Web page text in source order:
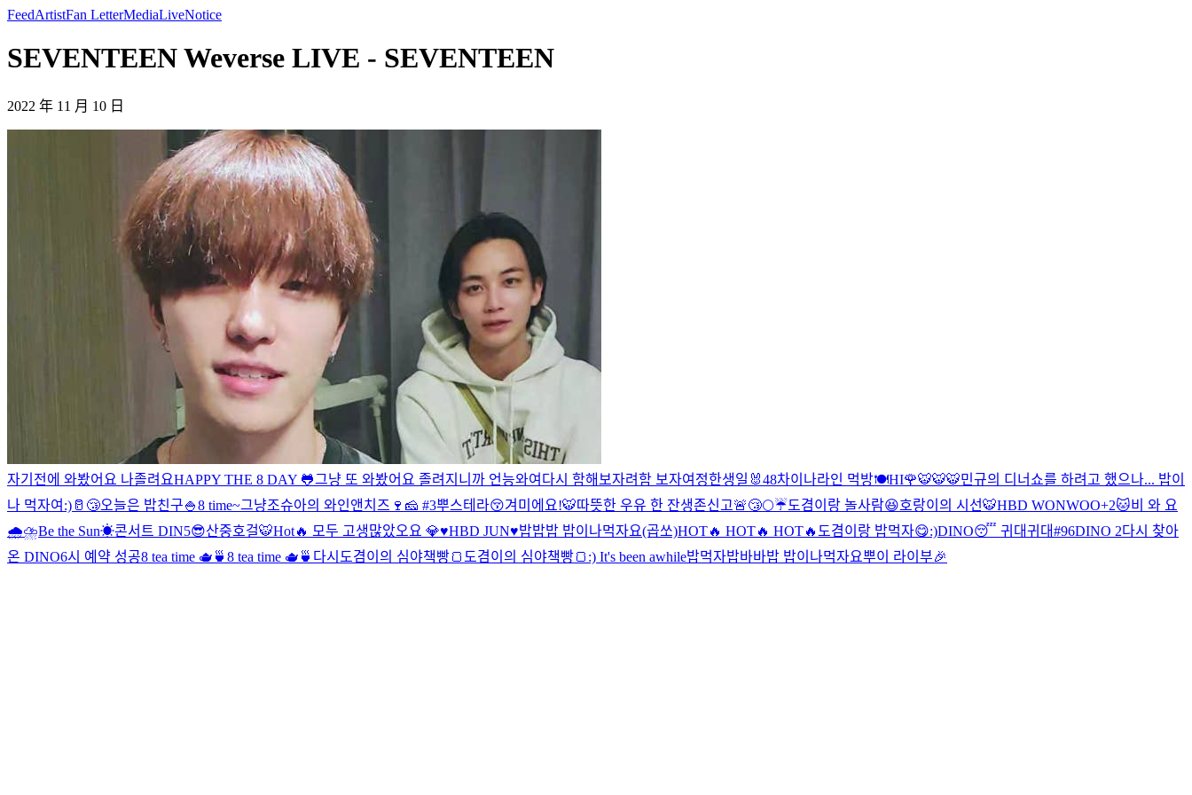
FeedArtistFan LetterMediaLiveNotice
SEVENTEEN Weverse LIVE - SEVENTEEN
2022 年 11 月 10 日
자기전에 와봤어요 나졸려요HAPPY THE 8 DAY 🐸그냥 또 와봤어요 졸려지니까 언능와여 다시 함해보자려함 보자여 정한생일🐰48차이나라인 먹방🍽HI🌹🐯🐯🐯민규의 디너쇼를 하려고 했으나... 밥이
나 먹자여 :) 🥛😴오늘은 밥친구🍚8 time~그냥조슈아의 와인앤치즈🍷🧀 #3뿌스테라😚겨미에요!🐯따뜻한 우유 한 잔생존신고🚨😴🌕☔️도겸이랑 놀사람😆호랑이의 시선🐯HBD WONWOO+2🐱비 와 요
🌧⛈Be the Sun☀콘서트 DIN5😎산중호걸🐯Hot🔥 모두 고생많았오요 💎♥️HBD JUN♥️밥밥밥 밥이나먹자요(곱쏘)HOT🔥 HOT🔥 HOT🔥 도겸이랑 밥먹자😋:)DINO😴 귀대귀대#96DINO 2다시 찾아
온 DINO6시 예약 성공8 tea time 🫖🍵 8 tea time 🫖🍵 다시 도겸이의 심야책빵🍞 도겸이의 심야책빵🍞 :) It's been awhile밥먹자밥바바밥 밥이나먹자요뿌이 라이부🎉